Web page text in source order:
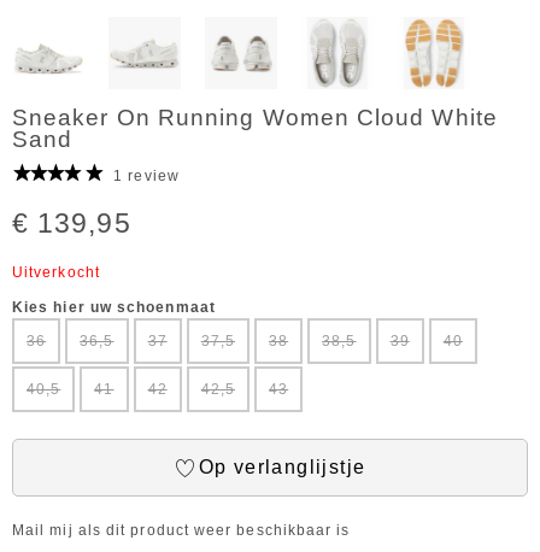
Sneaker On Running Women Cloud White
Sand
1 review
€ 139,95
Uitverkocht
Kies hier uw schoenmaat
36
36,5 37 37,5 38 38,5 39 40
40,5 41 42 42,5 43
Op verlanglijstje
Mail mij als dit product weer beschikbaar is